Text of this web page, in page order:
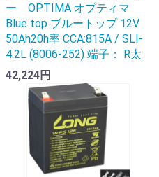
ー OPTIMA オプティマ
Blue top ブルートップ 12V
50Ah20h率 CCA:815A / SLI-
4.2L (8006-252) 端子： R太
42,224円